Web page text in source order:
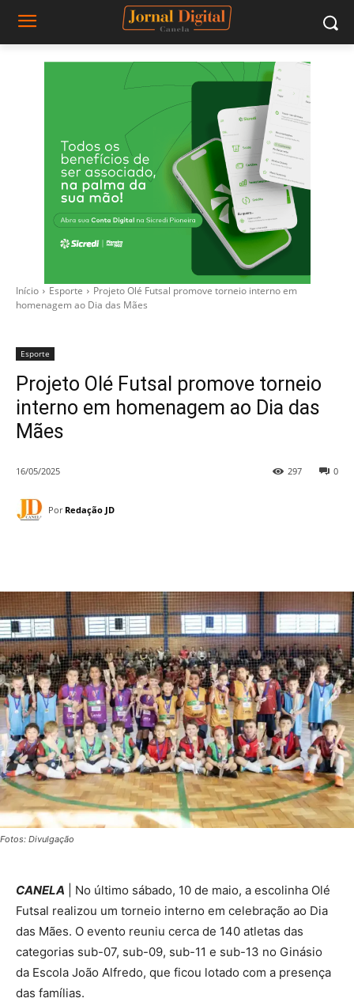
Início Esporte
Projeto Olé Futsal promove torneio interno em
homenagem ao Dia das Mães
Esporte
Projeto Olé Futsal promove torneio
interno em homenagem ao Dia das
Mães
16/05/2025 0
297
Por Redação JD
Fotos: Divulgação
CANELA | No último sábado, 10 de maio, a escolinha Olé
Futsal realizou um torneio interno em celebração ao Dia
das Mães. O evento reuniu cerca de 140 atletas das
categorias sub-07, sub-09, sub-11 e sub-13 no Ginásio
da Escola João Alfredo, que ficou lotado com a presença
das famílias.